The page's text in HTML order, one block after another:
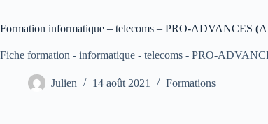
Formation informatique – telecoms – PRO-ADVANCES
Fiche formation - informatique - telecoms - PRO-
Julien 14 août 2021 Formations